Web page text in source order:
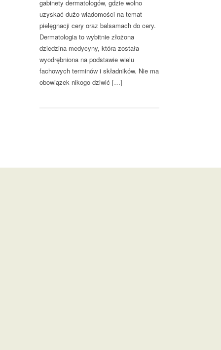
gabinety dermatologów, gdzie wolno
uzyskać dużo wiadomości na temat
pielęgnacji cery oraz balsamach do cery.
Dermatologia to wybitnie złożona
dziedzina medycyny, która została
wyodrębniona na podstawie wielu
fachowych terminów i składników. Nie ma
obowiązek nikogo dziwić […]